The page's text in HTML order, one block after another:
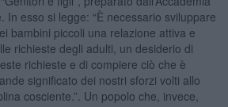
In esso si legge: “È necessario sviluppare
bambini piccoli una relazione attiva e
richieste degli adulti, un desiderio di
richieste e di compiere ciò che è
significato dei nostri sforzi volti allo
cosciente.”. Un popolo che, invece,